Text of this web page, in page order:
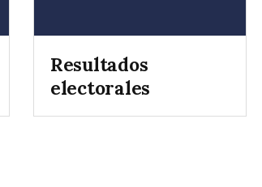
Resultados
electorales